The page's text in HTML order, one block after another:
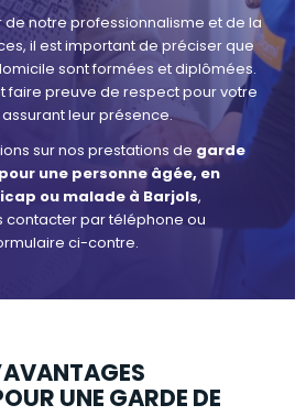
de notre professionnalisme et de la
il est important de préciser que
sont formées et diplômées.
faire preuve de respect pour votre
leur présence.
sur nos prestations de garde
une personne âgée, en
ou malade à Barjols,
contacter par téléphone ou
ci-contre.
UNE GARDE DE